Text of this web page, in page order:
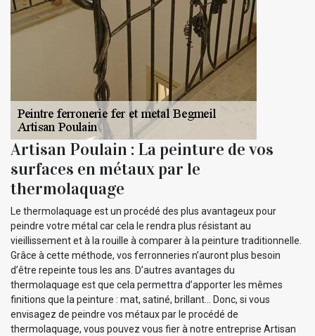
Artisan Poulain : La peinture de vos
surfaces en métaux par le
thermolaquage
Le thermolaquage est un procédé des plus avantageux pour
peindre votre métal car cela le rendra plus résistant au
vieillissement et à la rouille à comparer à la peinture traditionnelle.
Grâce à cette méthode, vos ferronneries n’auront plus besoin
d’être repeinte tous les ans. D’autres avantages du
thermolaquage est que cela permettra d’apporter les mêmes
finitions que la peinture : mat, satiné, brillant… Donc, si vous
envisagez de peindre vos métaux par le procédé de
thermolaquage, vous pouvez vous fier à notre entreprise Artisan